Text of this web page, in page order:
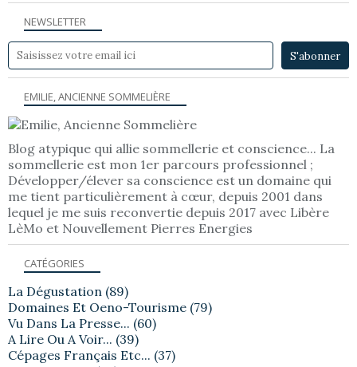
NEWSLETTER
EMILIE, ANCIENNE SOMMELIÈRE
Blog atypique qui allie sommellerie et conscience... La
sommellerie est mon 1er parcours professionnel ;
Développer/élever sa conscience est un domaine qui
me tient particulièrement à cœur, depuis 2001 dans
lequel je me suis reconvertie depuis 2017 avec Libère
LèMo et Nouvellement Pierres Energies
CATÉGORIES
La Dégustation (89)
Domaines Et Oeno-Tourisme (79)
Vu Dans La Presse... (60)
A Lire Ou A Voir... (39)
Cépages Français Etc... (37)